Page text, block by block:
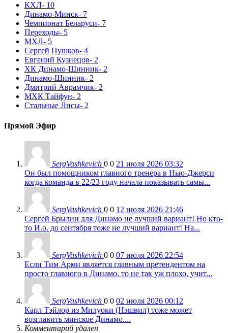
КХЛ- 10
Динамо-Минск- 7
Чемпионат Беларуси- 7
Переходы- 5
МХЛ- 5
Сергей Пушков- 4
Евгений Кузнецов- 2
ХК Динамо-Шинник- 2
Динамо-Шинник- 2
Дмитрий Аврамчик- 2
МХК Тайфун- 2
Стальные Лисы- 2
Прямой Эфир
SergVashkevich 0 0 21 июля 2026 03:32
Он был помощником главного тренера в Нью-Джерси
когда команда в 22/23 году начала показывать самы...
SergVashkevich 0 0 12 июля 2026 21:46
Сергей Брылин для Динамо не лучший вариант! Но кто-
то И.о. до сентября тоже не лучший вариант! На...
SergVashkevich 0 0 07 июля 2026 22:54
Если Тим Арми является главным претендентом на
просто главного в Динамо, то не так уж плохо, учит...
SergVashkevich 0 0 02 июля 2026 00:12
Карл Тэйлор из Милуоки (Нэшвил) тоже может
возглавить минское Динамо....
Комментарий удален